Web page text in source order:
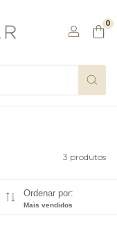
0
3 produtos
Ordenar por:
Mais vendidos